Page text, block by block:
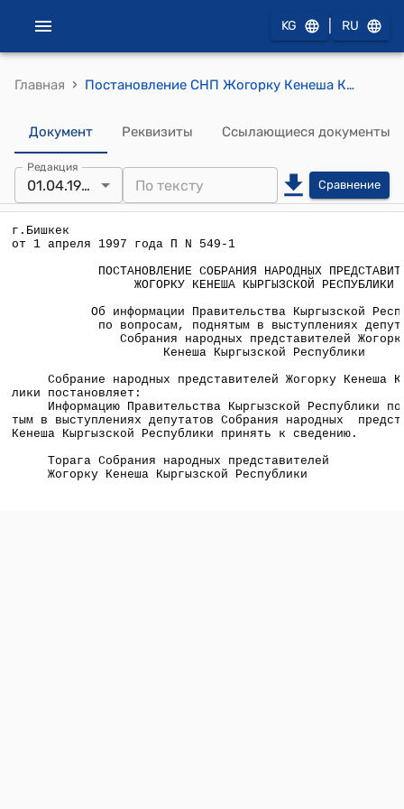
KG RU
Главная › Постановление СНП Жогорку Кенеша КР от 1 апреля 1997 года П №549-1 "Об информации Правительства Кыргызской Республики по вопросам, поднятым в выступлениях депутатов Собрания народных представителей Жогорку Кенеша Кыргызской Республики"
Документ Реквизиты Ссылающиеся документы
Редакция
01.04.1997 Сравнение